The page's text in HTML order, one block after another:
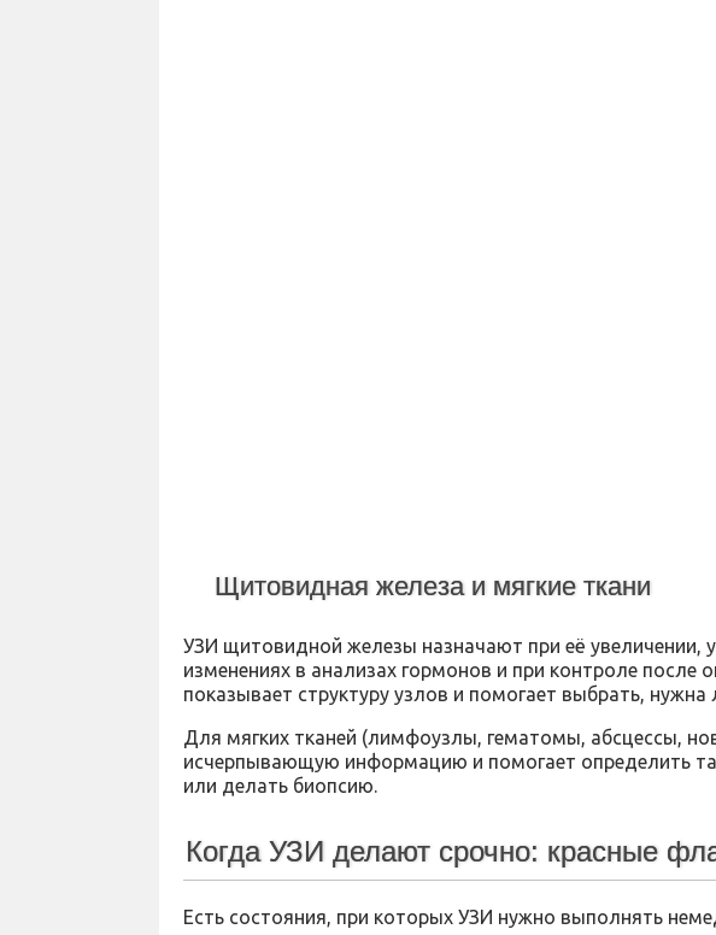
Щитовидная железа и мягкие ткани
УЗИ щитовидной железы назначают при её увеличении,
изменениях в анализах гормонов и при контроле после
показывает структуру узлов и помогает выбрать, нужна
Для мягких тканей (лимфоузлы, гематомы, абсцессы,
исчерпывающую информацию и помогает определить
или делать биопсию.
Когда УЗИ делают срочно: красные
Есть состояния, при которых УЗИ нужно выполнять